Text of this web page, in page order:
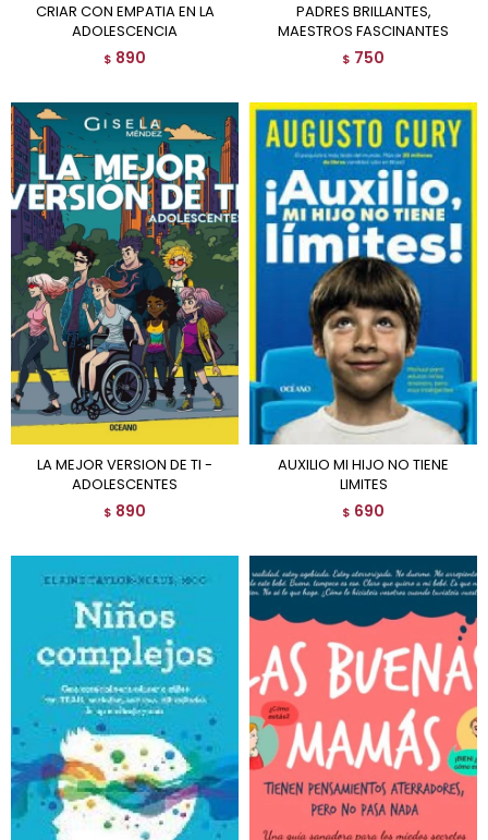
CRIAR CON EMPATIA EN LA
ADOLESCENCIA
$ 890
PADRES BRILLANTES,
MAESTROS FASCINANTES
$ 750
LA MEJOR VERSION DE TI -
ADOLESCENTES
$ 890
AUXILIO MI HIJO NO TIENE
LIMITES
$ 690